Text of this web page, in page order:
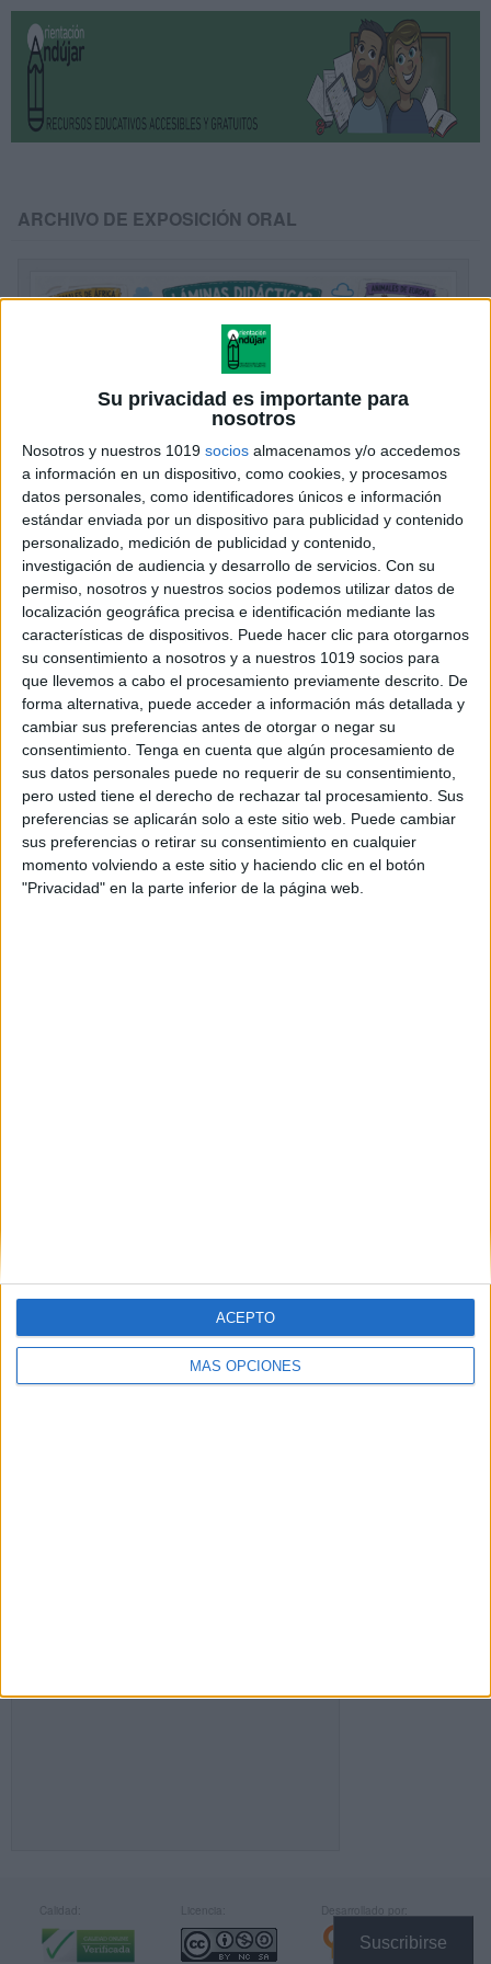
Su privacidad es importante para
nosotros
Nosotros y nuestros 1019 socios almacenamos y/o accedemos
a información en un dispositivo, como cookies, y procesamos
datos personales, como identificadores únicos e información
estándar enviada por un dispositivo para publicidad y contenido
personalizado, medición de publicidad y contenido,
investigación de audiencia y desarrollo de servicios. Con su
permiso, nosotros y nuestros socios podemos utilizar datos de
localización geográfica precisa e identificación mediante las
características de dispositivos. Puede hacer clic para otorgarnos
su consentimiento a nosotros y a nuestros 1019 socios para
que llevemos a cabo el procesamiento previamente descrito. De
forma alternativa, puede acceder a información más detallada y
cambiar sus preferencias antes de otorgar o negar su
consentimiento. Tenga en cuenta que algún procesamiento de
sus datos personales puede no requerir de su consentimiento,
pero usted tiene el derecho de rechazar tal procesamiento. Sus
preferencias se aplicarán solo a este sitio web. Puede cambiar
sus preferencias o retirar su consentimiento en cualquier
momento volviendo a este sitio y haciendo clic en el botón
"Privacidad" en la parte inferior de la página web.
MÁS OPCIONES
ACEPTO
Suscribirse
ARCHIVO DE EXPOSICIÓN ORAL
Láminas didácticas: los animales de los
continentes
Publicado el 6 julio, 2026
Descubrir la fauna del mundo es una forma
maravillosa de acercar al alumnado a la diversidad de
nuestro planeta, conocer diferentes ecosistemas y
comprender la importancia de respetar y proteger […]
SEGUIR LEYENDO
Buscar